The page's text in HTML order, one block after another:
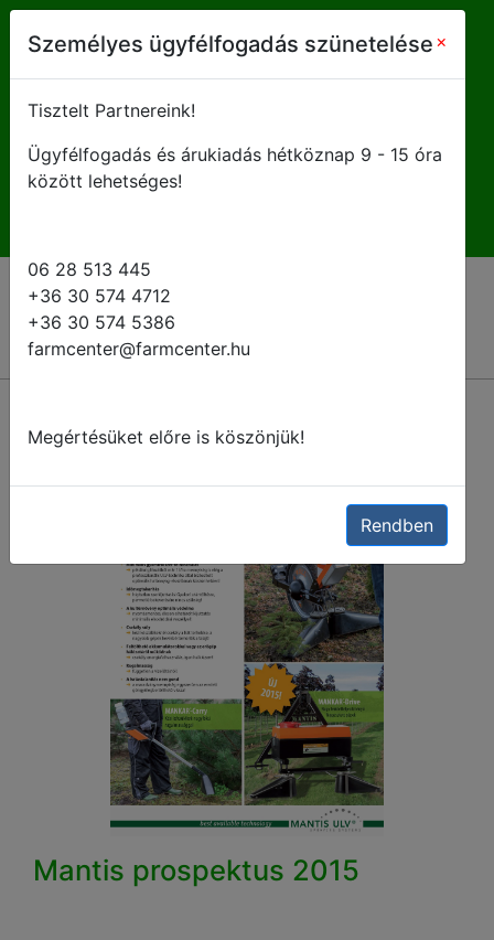
farmcenter@farmcenter.hu
H-P 8 - 16:30
Mantis prospektus 2015
Személyes ügyfélfogadás szünetelése ×
Tisztelt Partnereink!
Ügyfélfogadás és árukiadás hétköznap 9 - 15 óra
között lehetséges!
06 28 513 445
+36 30 574 4712
+36 30 574 5386
farmcenter@farmcenter.hu
Megértésüket előre is köszönjük!
Rendben